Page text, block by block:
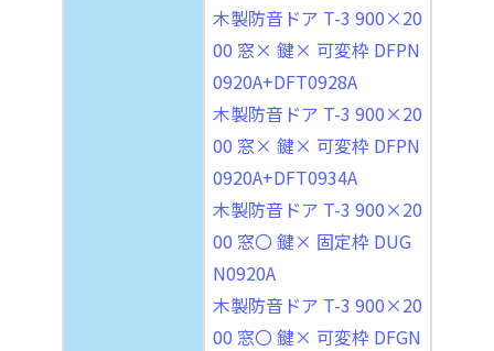
木製防音ドア T-3 900×20
00 窓× 鍵× 可変枠 DFPN
0920A+DFT0928A
木製防音ドア T-3 900×20
00 窓× 鍵× 可変枠 DFPN
0920A+DFT0934A
木製防音ドア T-3 900×20
00 窓〇 鍵× 固定枠 DUG
N0920A
木製防音ドア T-3 900×20
00 窓〇 鍵× 可変枠 DFGN